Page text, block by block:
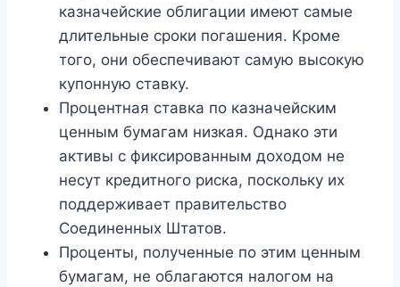
казначейские облигации имеют самые
длительные сроки погашения. Кроме
того, они обеспечивают самую высокую
купонную ставку.
Процентная ставка по казначейским
ценным бумагам низкая. Однако эти
активы с фиксированным доходом не
несут кредитного риска, поскольку их
поддерживает правительство
Соединенных Штатов.
Проценты, полученные по этим ценным
бумагам, не облагаются налогом на